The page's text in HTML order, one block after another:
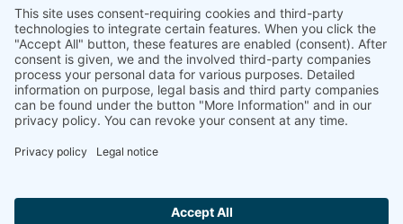
+91-11-42883851
sales@linseis.in